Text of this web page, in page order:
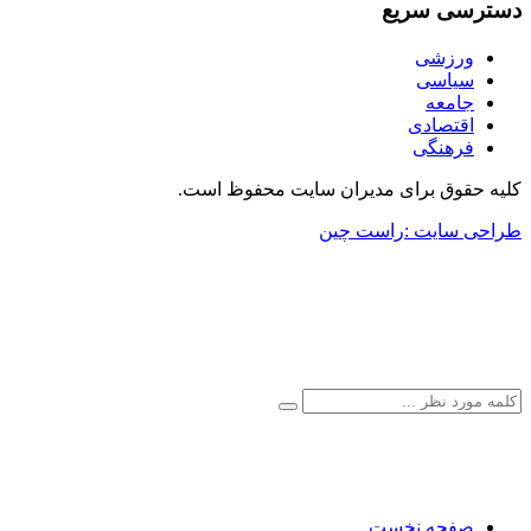
دسترسی سریع
ورزشی
سیاسی
جامعه
اقتصادی
فرهنگی
کلیه حقوق برای مدیران سایت محفوظ است.
طراحی سایت :راست چین